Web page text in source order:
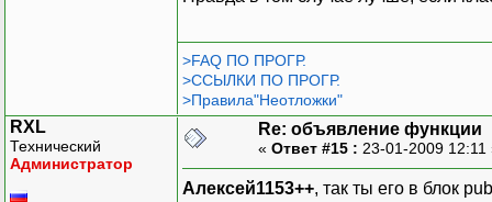
>FAQ ПО ПРОГР.
>ССЫЛКИ ПО ПРОГР.
>Правила"Неотложки"
RXL
Технический
Администратор
Re: объявление функции
« Ответ #15 : 23-01-2009
Алексей1153++, так ты его в блок